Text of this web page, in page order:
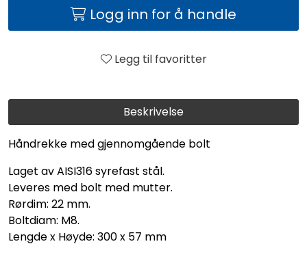
Beskrivelse
Håndrekke med gjennomgående bolt
Laget av AISI316 syrefast stål.
Leveres med bolt med mutter.
Rørdim: 22 mm.
Boltdiam: M8.
Lengde x Høyde: 300 x 57 mm
Logg inn for å handle
Legg til favoritter